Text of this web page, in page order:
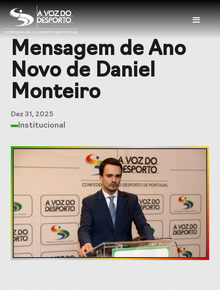
≡
Sobre a CDP
Visão e Missão
Nacionais
Balcão das
Federações
Seguros
Desportivos
Formação
Mensagem de Ano
Novo de Daniel
Monteiro
Dez 31, 2025
Institucional